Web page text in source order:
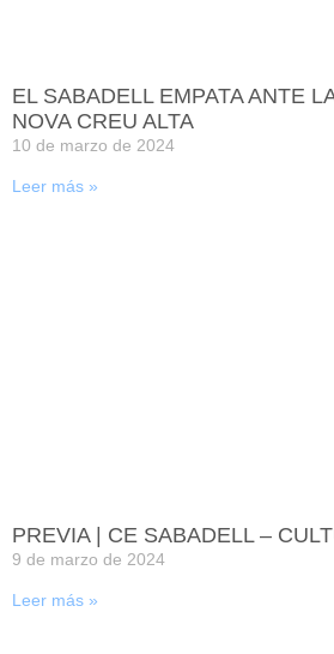
EL SABADELL EMPATA ANTE
NOVA CREU ALTA
10 de marzo de 2024
Leer más »
PREVIA | CE SABADELL –
9 de marzo de 2024
Leer más »